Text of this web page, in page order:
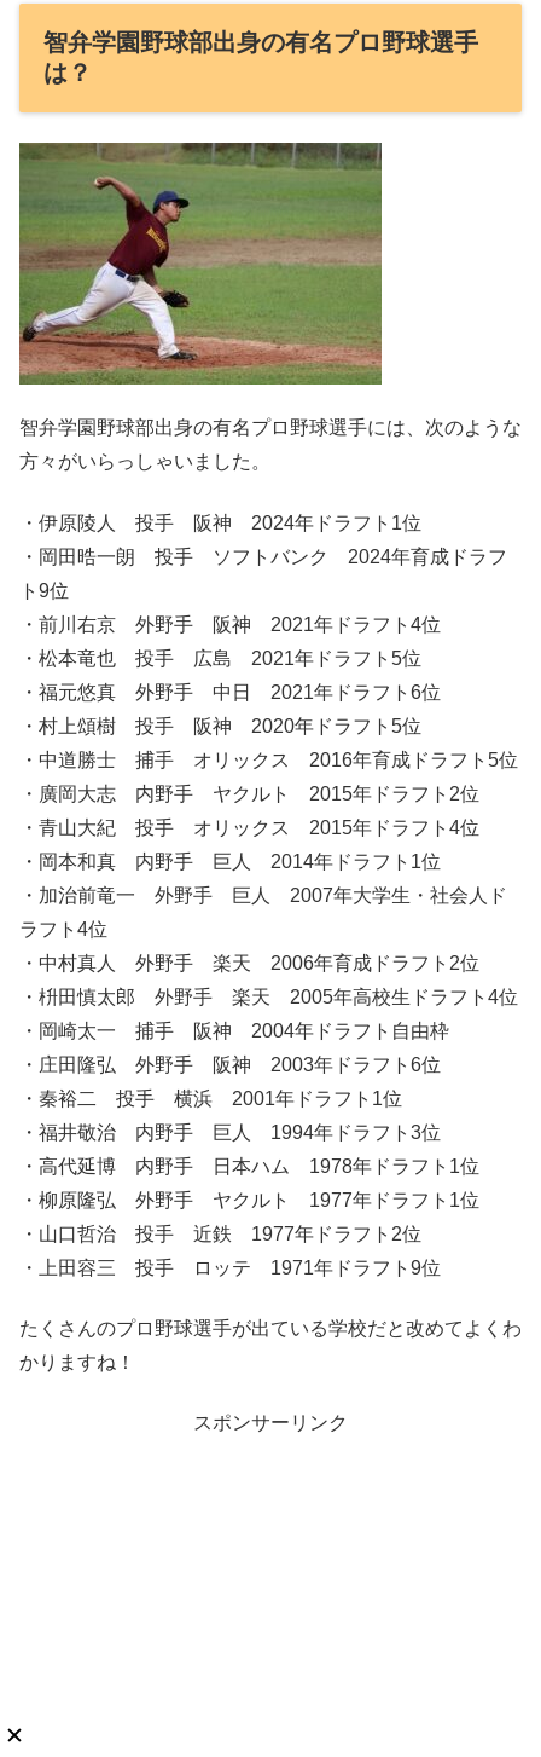
智弁学園野球部出身の有名プロ野球選手
は？
智弁学園野球部出身の有名プロ野球選手には、次のような
方々がいらっしゃいました。
・伊原陵人 投手 阪神 2024年ドラフト1位
・岡田晧一朗 投手 ソフトバンク 2024年育成ドラフ
ト9位
・前川右京 外野手 阪神 2021年ドラフト4位
・松本竜也 投手 広島 2021年ドラフト5位
・福元悠真 外野手 中日 2021年ドラフト6位
・村上頌樹 投手 阪神 2020年ドラフト5位
・中道勝士 捕手 オリックス 2016年育成ドラフト5位
・廣岡大志 内野手 ヤクルト 2015年ドラフト2位
・青山大紀 投手 オリックス 2015年ドラフト4位
・岡本和真 内野手 巨人 2014年ドラフト1位
・加治前竜一 外野手 巨人 2007年大学生・社会人ド
ラフト4位
・中村真人 外野手 楽天 2006年育成ドラフト2位
・枡田慎太郎 外野手 楽天 2005年高校生ドラフト4位
・岡崎太一 捕手 阪神 2004年ドラフト自由枠
・庄田隆弘 外野手 阪神 2003年ドラフト6位
・秦裕二 投手 横浜 2001年ドラフト1位
・福井敬治 内野手 巨人 1994年ドラフト3位
・高代延博 内野手 日本ハム 1978年ドラフト1位
・柳原隆弘 外野手 ヤクルト 1977年ドラフト1位
・山口哲治 投手 近鉄 1977年ドラフト2位
・上田容三 投手 ロッテ 1971年ドラフト9位
たくさんのプロ野球選手が出ている学校だと改めてよくわ
かりますね！
スポンサーリンク